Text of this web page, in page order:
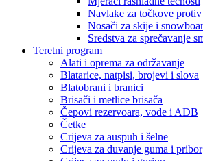
Navlake za točkove
Nosači za skije i
Sredstva za sprečavanje
Teretni program
Alati i oprema za održavanje
Blatarice, natpisi, brojevi i slova
Blatobrani i branici
Brisači i metlice brisača
Čepovi rezervoara, vode i ADB
Četke
Crijeva za auspuh i šelne
Crijeva za duvanje guma i pribor